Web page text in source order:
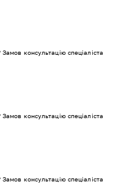
консультацію спеціаліста
консультацію спеціаліста
консультацію спеціаліста